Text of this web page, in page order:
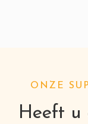
ONZE
Heeft u